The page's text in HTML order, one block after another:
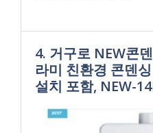
4. 거구로 NEW콘
라미 친환경 콘덴
설치 포함, NEW-